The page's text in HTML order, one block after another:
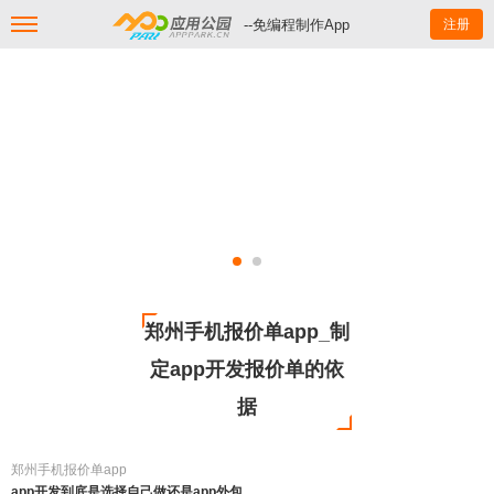
--免编程制作App 注册
郑州手机报价单app_制
定app开发报价单的依
据
郑州手机报价单app